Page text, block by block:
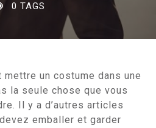
0 TAGS
mettre un costume dans une
la seule chose que vous
Il y a d’autres articles
emballer et garder